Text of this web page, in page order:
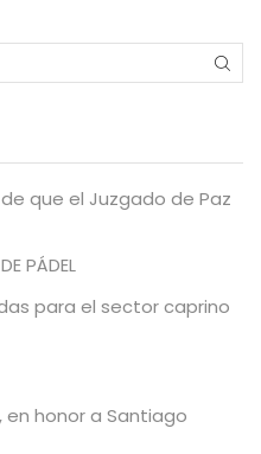
que el Juzgado de Paz
PÁDEL
para el sector caprino
en honor a Santiago